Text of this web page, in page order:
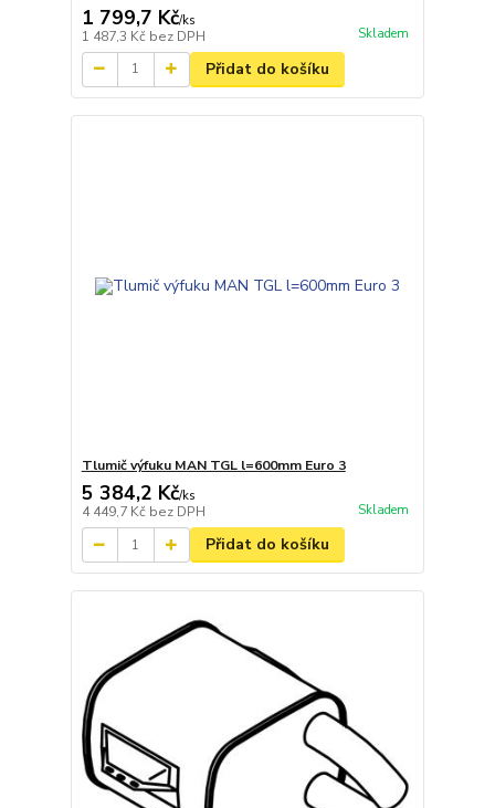
1 799,7 Kč/ks
1 487,3 Kč bez DPH Skladem
Přidat do košíku
Tlumič výfuku MAN TGL l=600mm Euro 3
5 384,2 Kč/ks
4 449,7 Kč bez DPH Skladem
Přidat do košíku